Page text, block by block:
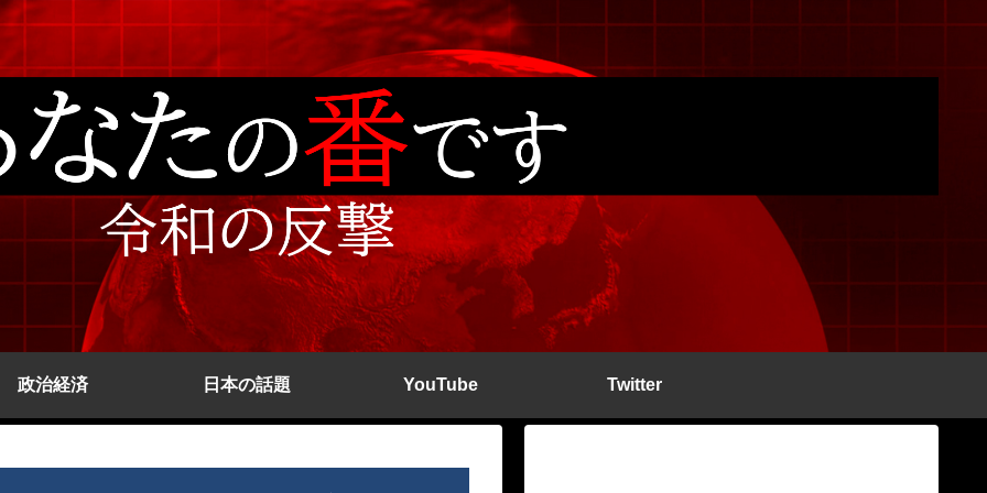
政治経済 日本の話題 YouTube Twitter